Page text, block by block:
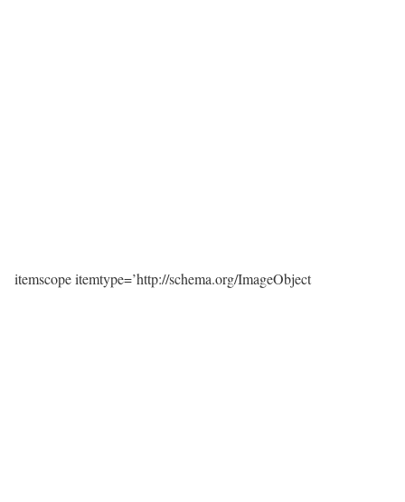
itemscope itemtype=’http://schema.org/ImageObject